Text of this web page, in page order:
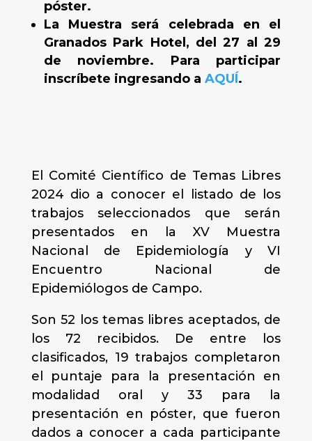
póster.
La Muestra será celebrada en el
Granados Park Hotel, del 27 al 29
de noviembre. Para participar
inscríbete ingresando a AQUÍ.
El Comité Científico de Temas Libres
2024 dio a conocer el listado de los
trabajos seleccionados que serán
presentados en la XV Muestra
Nacional de Epidemiología y VI
Encuentro Nacional de
Epidemiólogos de Campo.
Son 52 los temas libres aceptados, de
los 72 recibidos. De entre los
clasificados, 19 trabajos completaron
el puntaje para la presentación en
modalidad oral y 33 para la
presentación en póster, que fueron
dados a conocer a cada participante